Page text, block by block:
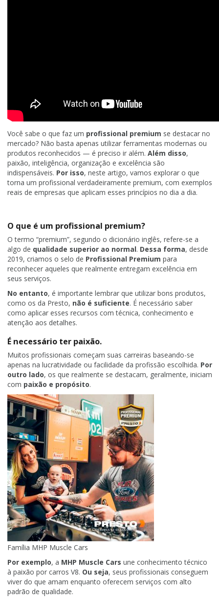
Você sabe o que faz um profissional premium se destacar no
mercado? Não basta apenas utilizar ferramentas modernas ou
produtos reconhecidos — é preciso ir além. Além disso,
paixão, inteligência, organização e excelência são
indispensáveis. Por isso, neste artigo, vamos explorar o que
torna um profissional verdadeiramente premium, com exemplos
reais de empresas que aplicam esses princípios no dia a dia.
O que é um profissional premium?
O termo “premium”, segundo o dicionário inglês, refere-se a
algo de qualidade superior ao normal. Dessa forma, desde
2019, criamos o selo de Profissional Premium para
reconhecer aqueles que realmente entregam excelência em
seus serviços.
No entanto, é importante lembrar que utilizar bons produtos,
como os da Presto, não é suficiente. É necessário saber
como aplicar esses recursos com técnica, conhecimento e
atenção aos detalhes.
É necessário ter paixão.
Muitos profissionais começam suas carreiras baseando-se
apenas na lucratividade ou facilidade da profissão escolhida. Por
outro lado, os que realmente se destacam, geralmente, iniciam
com paixão e propósito.
Família MHP Muscle Cars
Por exemplo, a MHP Muscle Cars une conhecimento técnico
à paixão por carros V8. Ou seja, seus profissionais conseguem
viver do que amam enquanto oferecem serviços com alto
padrão de qualidade.